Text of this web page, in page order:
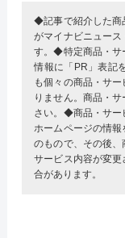
◆記事で紹介した商
がマイナビニュース
す。◆特定商品・サ
情報に「PR」表記
も個々の商品・サ
りません。商品・
さい。◆商品・サー
ホームページの情
のもので、その後
サービス内容が変
合があります。